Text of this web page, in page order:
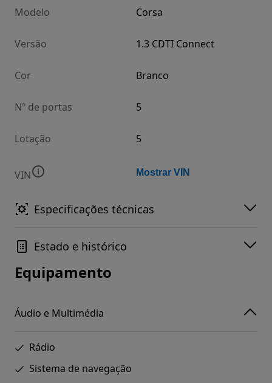
Modelo Corsa
Versão 1.3 CDTI Connect
Cor Branco
Nº de portas 5
Lotação 5
VIN Mostrar VIN
Especificações técnicas
Estado e histórico
Equipamento
Áudio e Multimédia
Rádio
Sistema de navegação